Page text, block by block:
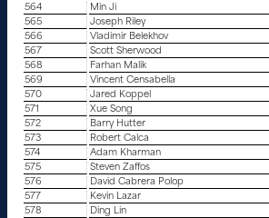
564
Min Ji
565
Joseph Riley
566
Vladimir Belekhov
567
Scott Sherwood
568
Farhan Malik
569
Vincent Censabella
570
Jared Koppel
571
Xue Song
572
Barry Hutter
573
Robert Calca
574
Adam Kharman
575
Steven Zaffos
576
David Cabrera Polop
577
Kevin Lazar
578
Ding Lin